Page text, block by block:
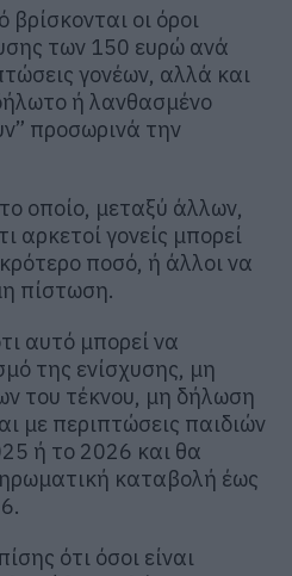
βρίσκονται οι όροι
των 150 ευρώ ανά
γονέων, αλλά και
ή λανθασμένο
προσωρινά την
οποίο, μεταξύ άλλων,
αρκετοί γονείς μπορεί
ποσό, ή άλλοι να
πίστωση.
αυτό μπορεί να
της ενίσχυσης, μη
του τέκνου, μη δήλωση
με περιπτώσεις παιδιών
ή το 2026 και θα
καταβολή έως
ότι όσοι είναι